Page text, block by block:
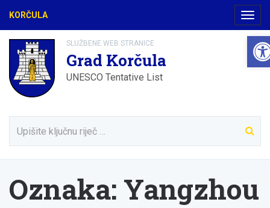
KORČULA
SLUŽBENE WEB STRANICE
Grad Korčula
UNESCO Tentative List
Oznaka: Yangzhou